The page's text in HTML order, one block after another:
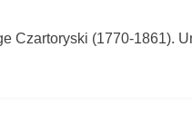
Czartoryski (1770-1861).